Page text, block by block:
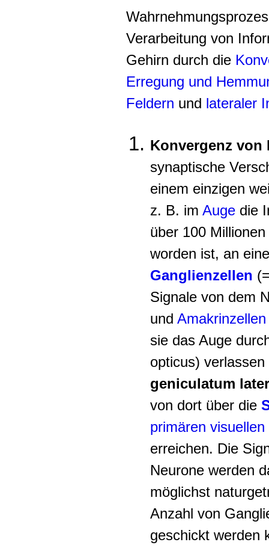
Verarbeitung von
Gehirn durch die
Erregung und
Feldern und lateraler
Konvergenz von
synaptische
einem einzigen
z. B. im Auge die
über 100
worden ist, an
Ganglienzellen
Signale von dem
und Amakrinzellen
sie das Auge
opticus)
geniculatum
von dort über die
primären
erreichen. Die
Neurone werden
möglichst
Anzahl von
geschickt werden